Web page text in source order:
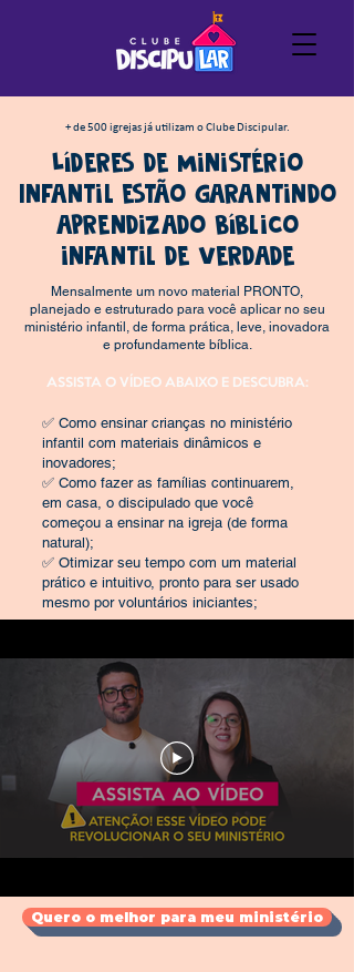
+ de 500 igrejas já utilizam o Clube Discipular.
Líderes de Ministério
Infantil estão garantindo
aprendizado bíblico
infantil de verdade
Mensalmente um novo material PRONTO,
planejado e estruturado para você aplicar no seu
ministério infantil, de forma prática, leve, inovadora
e profundamente bíblica.
ASSISTA O VÍDEO ABAIXO E DESCUBRA:
✅ Como ensinar crianças no ministério
infantil com materiais dinâmicos e
inovadores;
✅ Como fazer as famílias continuarem,
em casa, o discipulado que você
começou a ensinar na igreja (de forma
natural);
✅ Otimizar seu tempo com um material
prático e intuitivo, pronto para ser usado
mesmo por voluntários iniciantes;
Quero o melhor para meu ministério